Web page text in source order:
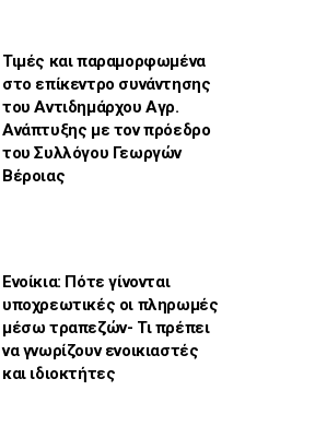
Τιμές και παραμορφωμένα
στο επίκεντρο συνάντησης
του Αντιδημάρχου Αγρ.
Ανάπτυξης με τον πρόεδρο
του Συλλόγου Γεωργών
Βέροιας
Ενοίκια: Πότε γίνονται
υποχρεωτικές οι πληρωμές
μέσω τραπεζών- Τι πρέπει
να γνωρίζουν ενοικιαστές
και ιδιοκτήτες